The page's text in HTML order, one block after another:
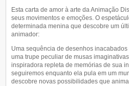
Esta carta de amor à arte da Animação
seus movimentos e emoções. O
determinada menina que descobre um
animador:
Uma sequência de desenhos
uma trupe peculiar de musas
inspiradora repleta de memórias de sua
seguiremos enquanto ela pula em um
descobre novas possibilidades que